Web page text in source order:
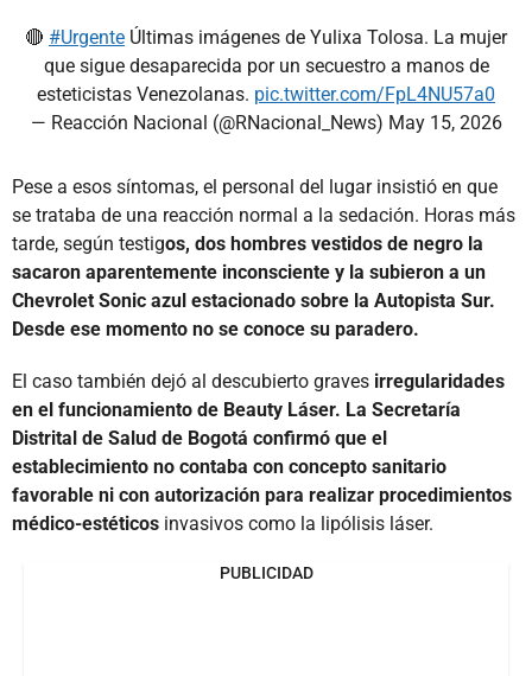
🔴 #Urgente Últimas imágenes de Yulixa Tolosa. La mujer
que sigue desaparecida por un secuestro a manos de
esteticistas Venezolanas. pic.twitter.com/FpL4NU57a0
— Reacción Nacional (@RNacional_News) May 15, 2026
Pese a esos síntomas, el personal del lugar insistió en que
se trataba de una reacción normal a la sedación. Horas más
tarde, según testigos, dos hombres vestidos de negro la
sacaron aparentemente inconsciente y la subieron a un
Chevrolet Sonic azul estacionado sobre la Autopista Sur.
Desde ese momento no se conoce su paradero.
El caso también dejó al descubierto graves irregularidades
en el funcionamiento de Beauty Láser. La Secretaría
Distrital de Salud de Bogotá confirmó que el
establecimiento no contaba con concepto sanitario
favorable ni con autorización para realizar procedimientos
médico-estéticos invasivos como la lipólisis láser.
PUBLICIDAD